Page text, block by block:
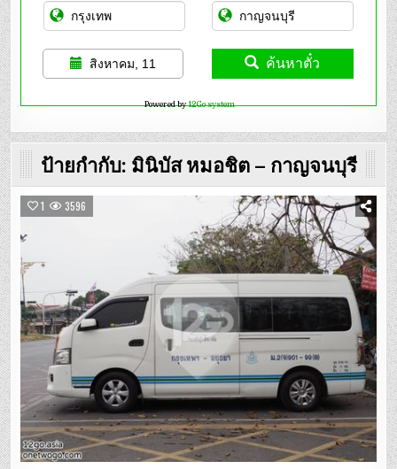
สิงหาคม, 11 ค้นหาตั๋ว
Powered by12Go system
ป้ายกำกับ: มินิบัส หมอชิต – กาญจนบุรี
1 3596